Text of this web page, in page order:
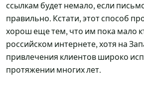
ссылкам будет немало, если
правильно. Кстати, этот способ
хорош еще тем, что им пока мало
российском интернете, хотя на
привлечения клиентов широко
протяжении многих лет.